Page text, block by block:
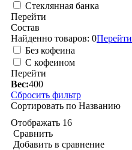
Стеклянная банка
Перейти
Состав
Найденно товаров: 0Перейти
Без кофеина
С кофеином
Перейти
Вес:400
Сбросить фильтр
Сортировать по Названию
Отображать 16
Сравнить
Добавить в сравнение